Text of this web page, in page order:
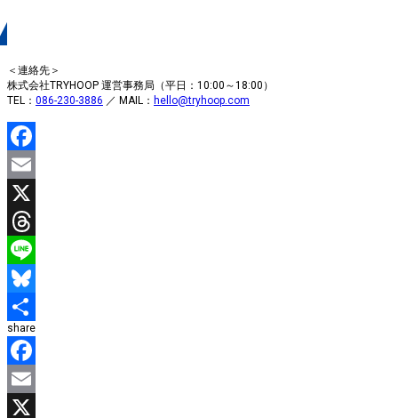
＜連絡先＞
株式会社TRYHOOP 運営事務局（平日：10:00～18:00）
TEL： 086-230-3886 ／ MAIL： hello@tryhoop.com
Facebook
Email
X
Threads
Line
Bluesky
共
有
share
Facebook
Email